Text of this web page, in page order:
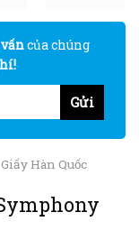
của chúng
Giấy Hàn Quốc